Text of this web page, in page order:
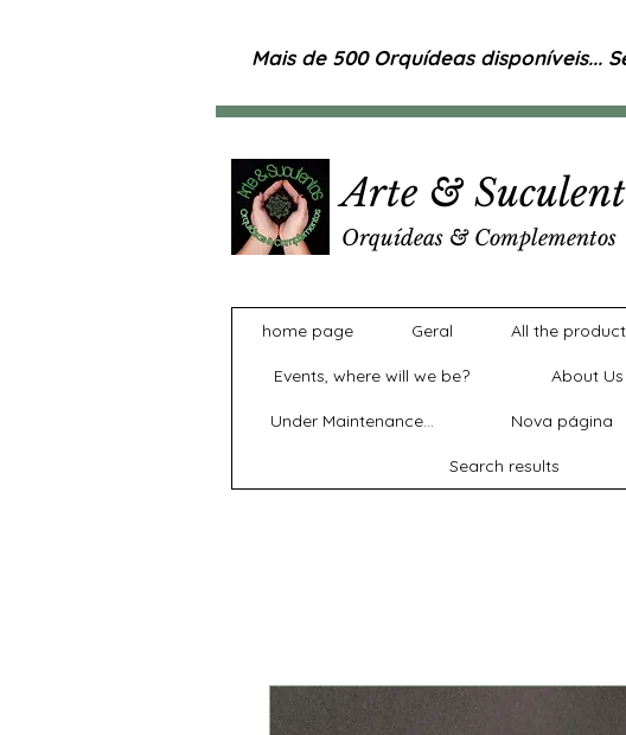
Mais de 500 Orquídeas disponíveis...
Arte &
Orquídeas & Complementos
home page Geral All the
Events, where will we be? About Us
Under Maintenance... Nova página
Search results